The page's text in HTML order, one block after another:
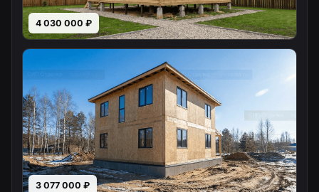
4 030 000 ₽
3 077 000 ₽